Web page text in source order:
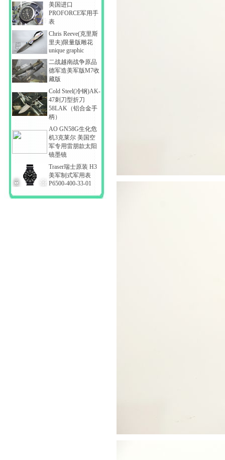
美国进口
PROFORCE军用手
表
Chris Reeve(克里斯
里夫)限量版雕花
unique graphic
二战越南战争原品
德军造美军版M7收
藏版
Cold Steel(冷钢)AK-
47刺刀型折刀
58LAK（铝合金手
柄）
AO GN58G生化危
机3克莱尔 美国空
军专用雷朋款太阳
镜墨镜
Traser瑞士原装 H3
美军制式军用表
P6500-400-33-01